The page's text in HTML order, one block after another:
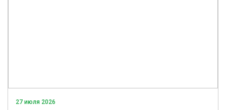
27 июля 2026